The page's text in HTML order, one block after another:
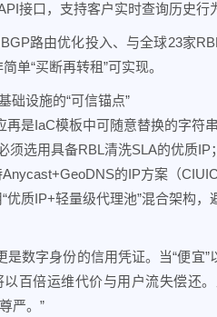
接口，支持客户实时查询历史行
路由优化投入、与全球23家
“买断再转租”可实现。
础设施的“可信锚点”
是IaC模板中可随意替换的字符串
选用具备RBL清洗SLA的优质IP；
的IP方案（CIUIC
质IP+轻量级代理池”混合架构，
是数字身份的信用凭证。当“便
百倍运维代价与用户流失偿还
严。”